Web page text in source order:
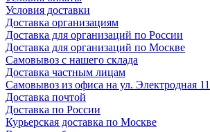
Условия доставки
Доставка организациям
Доставка для организаций по России
Доставка для организаций по Москве
Самовывоз с нашего склада
Доставка частным лицам
Самовывоз из офиса на ул. Электродная 11
Доставка почтой
Доставка по России
Курьерская доставка по Москве